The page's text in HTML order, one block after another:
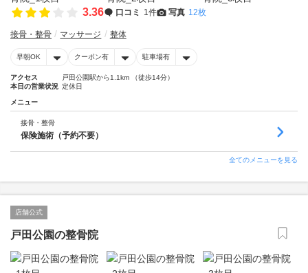
3.36 口コミ 1件 写真 12枚
接骨・整骨 マッサージ 整体
早朝OK クーポン有 駐車場有
アクセス
戸田公園駅から1.1km （徒歩14分）
本日の営業状況 定休日
メニュー
接骨・整骨
保険施術（予約不要）
全てのメニューを見る
店舗公式
戸田公園の整骨院